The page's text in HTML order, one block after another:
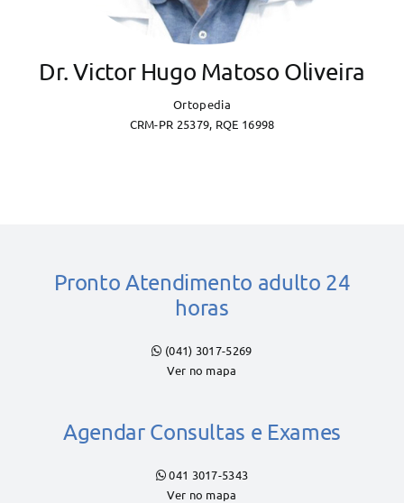
Dr. Victor Hugo Matoso Oliveira
Ortopedia
CRM-PR 25379, RQE 16998
Pronto Atendimento adulto 24
horas
(041) 3017-5269
Ver no mapa
Agendar Consultas e Exames
041 3017-5343
Ver no mapa